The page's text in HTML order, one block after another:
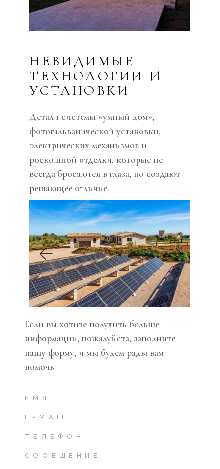
НЕВИДИМЫЕ
ТЕХНОЛОГИИ И
УСТАНОВКИ
Детали системы «умный дом»,
фотогальванической установки,
электрических механизмов и
роскошной отделки, которые не
всегда бросаются в глаза, но создают
решающее отличие.
Если вы хотите получить больше
информации, пожалуйста, заполните
нашу форму, и мы будем рады вам
помочь.